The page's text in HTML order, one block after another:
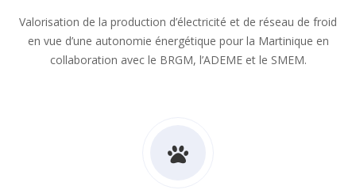
Valorisation de la production d’électricité et de réseau de froid
en vue d’une autonomie énergétique pour la Martinique en
collaboration avec le BRGM, l’ADEME et le SMEM.